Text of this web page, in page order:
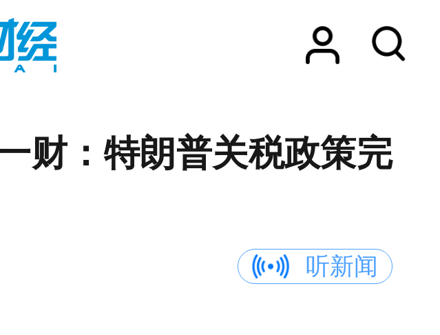
财：特朗普关税政策完
听新闻